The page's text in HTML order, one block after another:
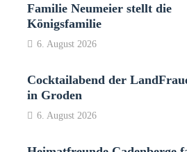
Familie Neumeier stellt die
Königsfamilie
6. August 2026
Cocktailabend der
in Groden
6. August 2026